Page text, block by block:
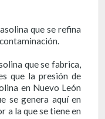
que se refina
que se fabrica,
que la presión de
en Nuevo León
se genera aquí en
a la que se tiene en